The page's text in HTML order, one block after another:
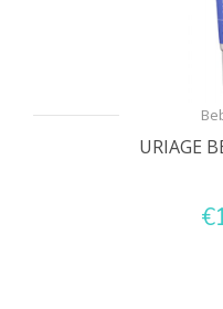
URIAGE